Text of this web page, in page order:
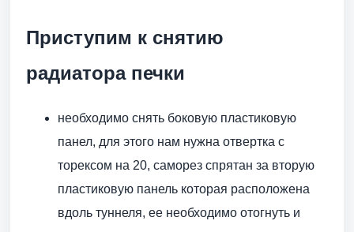
Приступим к снятию
радиатора печки
необходимо снять боковую пластиковую
панел, для этого нам нужна отвертка с
торексом на 20, саморез спрятан за вторую
пластиковую панель которая расположена
вдоль туннеля, ее необходимо отогнуть и